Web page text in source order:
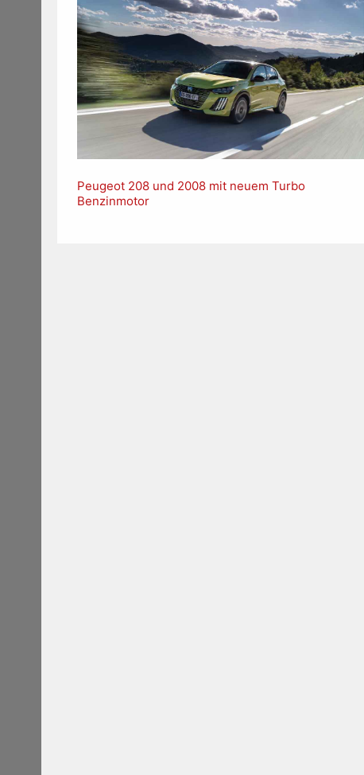
Peugeot 208 und 2008 mit neuem Turbo
Benzinmotor